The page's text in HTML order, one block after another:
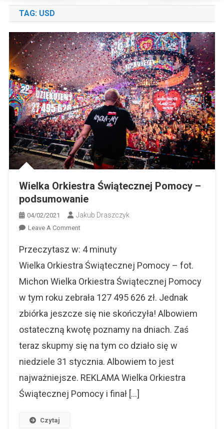
TAG: USD
Wielka Orkiestra Świątecznej Pomocy –
podsumowanie
04/02/2021 Jakub Draszczyk
Leave A CommentOn
Orkiestra
Świątecznej
–
Podsumowanie
Przeczytasz w: 4 minuty
Wielka Orkiestra Świątecznej Pomocy – fot.
Michon Wielka Orkiestra Świątecznej Pomocy
w tym roku zebrała 127 495 626 zł. Jednak
zbiórka jeszcze się nie skończyła! Albowiem
ostateczną kwotę poznamy na dniach. Zaś
teraz skupmy się na tym co działo się w
niedziele 31 stycznia. Albowiem to jest
najważniejsze. REKLAMA Wielka Orkiestra
Świątecznej Pomocy i finał […]
Czytaj